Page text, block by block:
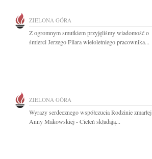
ZIELONA GÓRA
Z ogromnym smutkiem przyjęliśmy wiadomość o
śmierci Jerzego Filara wieloletniego pracownika...
ZIELONA GÓRA
Wyrazy serdecznego współczucia Rodzinie zmarłej
Anny Makowskiej - Cieleń składają...